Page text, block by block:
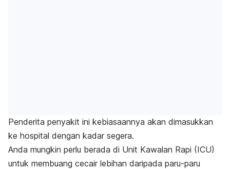
Penderita penyakit ini kebiasaannya akan dimasukkan
ke hospital dengan kadar segera.
Anda mungkin perlu berada di Unit Kawalan Rapi (ICU)
untuk membuang cecair lebihan daripada paru-paru